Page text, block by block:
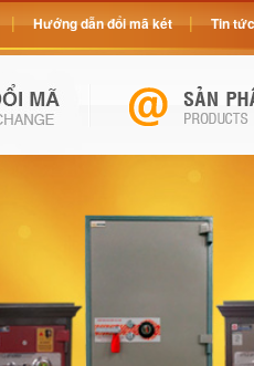
Hướng dẫn đổi mã két Tin tức